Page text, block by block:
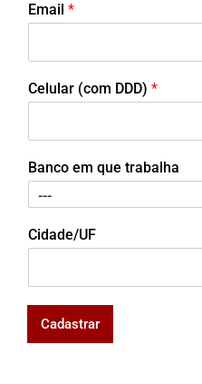
Email *
Celular (com DDD) *
Banco em que trabalha
Cidade/UF
Cadastrar